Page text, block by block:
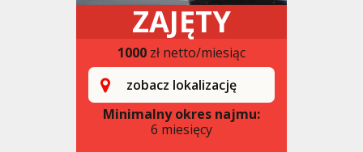
ZAJĘTY
1000 zł netto/miesiąc
zobacz lokalizację
Minimalny okres najmu:
6 miesięcy